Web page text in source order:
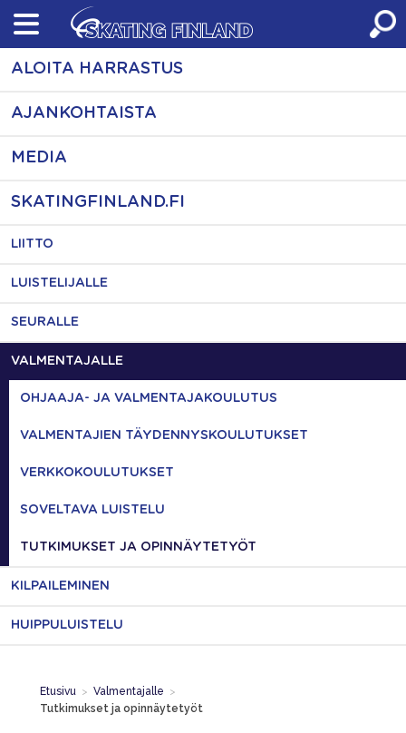
Skip
content
ALOITA HARRASTUS
AJANKOHTAISTA
MEDIA
SKATINGFINLAND.FI
LIITTO
LUISTELIJALLE
SEURALLE
VALMENTAJALLE
OHJAAJA- JA VALMENTAJAKOULUTUS
VALMENTAJIEN TÄYDENNYSKOULUTUKSET
VERKKOKOULUTUKSET
SOVELTAVA LUISTELU
TUTKIMUKSET JA OPINNÄYTETYÖT
KILPAILEMINEN
HUIPPULUISTELU
Etusivu > Valmentajalle >
Tutkimukset ja opinnäytetyöt